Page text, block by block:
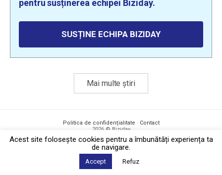
pentru susținerea echipei Biziday.
SUSȚINE ECHIPA BIZIDAY
Mai multe știri
Politica de confidențialitate · Contact
2026 © Biziday
Acest site foloseşte cookies pentru a îmbunătăți experiența ta
de navigare.
Accept Refuz